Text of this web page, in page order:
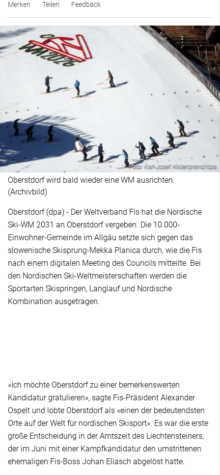
Merken Teilen Feedback
Foto: Karl-Josef Hildenbrand/dpa
Oberstdorf wird bald wieder eine WM ausrichten.
(Archivbild)
Oberstdorf (dpa) - Der Weltverband Fis hat die Nordische
Ski-WM 2031 an Oberstdorf vergeben. Die 10.000-
Einwohner-Gemeinde im Allgäu setzte sich gegen das
slowenische Skisprung-Mekka Planica durch, wie die Fis
nach einem digitalen Meeting des Councils mitteilte. Bei
den Nordischen Ski-Weltmeisterschaften werden die
Sportarten Skispringen, Langlauf und Nordische
Kombination ausgetragen.
«Ich möchte Oberstdorf zu einer bemerkenswerten
Kandidatur gratulieren», sagte Fis-Präsident Alexander
Ospelt und lobte Oberstdorf als «einen der bedeutendsten
Orte auf der Welt für nordischen Skisport». Es war die erste
große Entscheidung in der Amtszeit des Liechtensteiners,
der im Juni mit einer Kampfkandidatur den umstrittenen
ehemaligen Fis-Boss Johan Eliasch abgelöst hatte.